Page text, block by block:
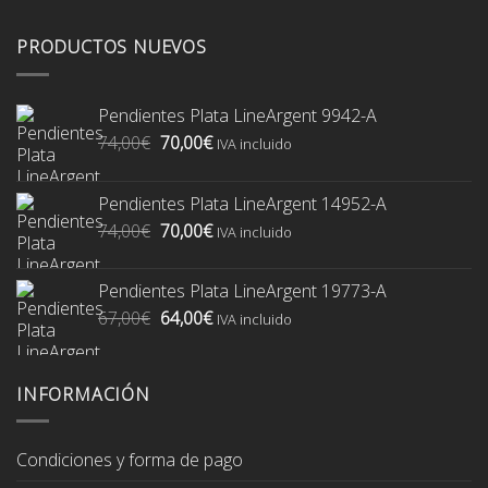
PRODUCTOS NUEVOS
Pendientes Plata LineArgent 9942-A
74,00€ El
era:
74,00€.
70,00€El
es:
70,00€.
IVA incluido
Pendientes Plata LineArgent 14952-A
74,00€ El
era:
74,00€.
70,00€El
es:
70,00€.
IVA incluido
Pendientes Plata LineArgent 19773-A
67,00€ El
64,00€ElIVA incluido
INFORMACIÓN
Condiciones y forma de pago